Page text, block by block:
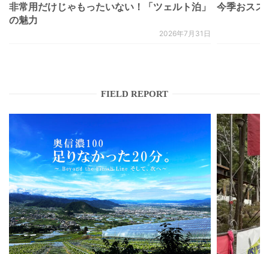
非常用だけじゃもったいない！「ツェルト泊」
の魅力
2026年7月31日
今季おスス
FIELD REPORT